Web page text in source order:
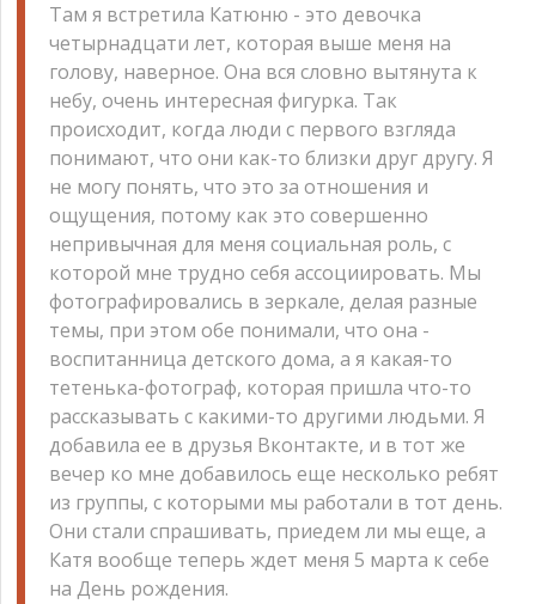
Там я встретила Катюню - это девочка
четырнадцати лет, которая выше меня на
голову, наверное. Она вся словно вытянута к
небу, очень интересная фигурка. Так
происходит, когда люди с первого взгляда
понимают, что они как-то близки друг другу. Я
не могу понять, что это за отношения и
ощущения, потому как это совершенно
непривычная для меня социальная роль, с
которой мне трудно себя ассоциировать. Мы
фотографировались в зеркале, делая разные
темы, при этом обе понимали, что она -
воспитанница детского дома, а я какая-то
тетенька-фотограф, которая пришла что-то
рассказывать с какими-то другими людьми. Я
добавила ее в друзья Вконтакте, и в тот же
вечер ко мне добавилось еще несколько ребят
из группы, с которыми мы работали в тот день.
Они стали спрашивать, приедем ли мы еще, а
Катя вообще теперь ждет меня 5 марта к себе
на День рождения.